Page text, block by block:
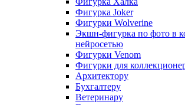
Фигурка Joker
Фигурки Wolverine
Экшн-фигурка по фото в
нейросетью
Фигурки Venom
Фигурки для
Архитектору
Бухгалтеру
Ветеринару